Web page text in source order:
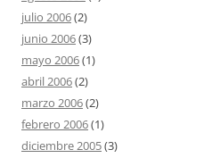
julio 2006(2)
junio 2006(3)
mayo 2006(1)
abril 2006(2)
marzo 2006(2)
febrero 2006(1)
diciembre 2005(3)